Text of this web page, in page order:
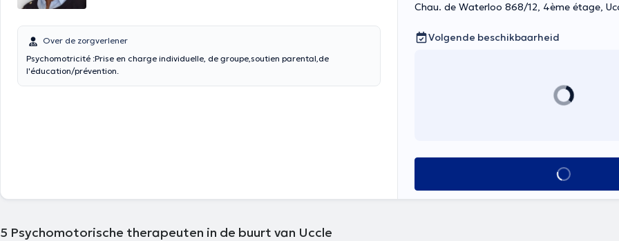
Over de zorgverlener
Psychomotricité :Prise en charge individuelle, de groupe,soutien parental,de
l'éducation/prévention.
Chau. de Waterloo 868/12, 4ème étage,
Volgende beschikbaarheid
Alles zien
5 Psychomotorische therapeuten in de buurt van Uccle